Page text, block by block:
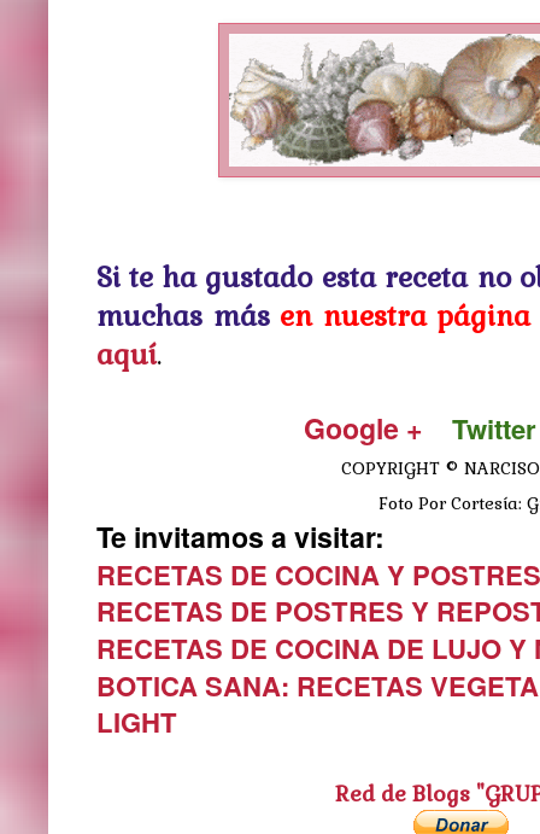
Si te ha gustado esta receta no
muchas más en nuestra página
aquí.
Google + Twitter
COPYRIGHT © NARCISO
Foto Por Cortesía:
Te invitamos a visitar:
RECETAS DE COCINA Y POSTRES
RECETAS DE POSTRES Y
RECETAS DE COCINA DE LUJO Y
BOTICA SANA: RECETAS
LIGHT
Red de Blogs